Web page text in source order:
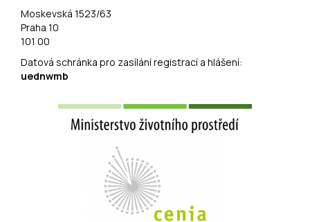
Moskevská 1523/63
Praha 10
101 00
Datová schránka pro zasílání registrací a hlášení:
uednwmb